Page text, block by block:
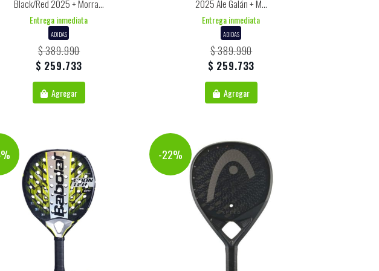
Black/red 2025 + Morra...
Entrega inmediata
ADIDAS
$ 389.990
$ 259.733
Agregar
2025 Ale Galán + M...
Entrega inmediata
ADIDAS
$ 389.990
$ 259.733
Agregar
-22%